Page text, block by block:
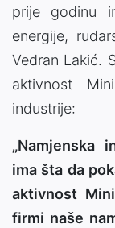
prije godinu
energije,
Vedran Lakić.
aktivnost
industrije:
„Namjenska
ima šta da
aktivnost
firmi naše